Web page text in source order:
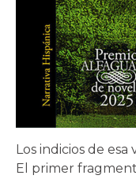
Los indicios de
El primer